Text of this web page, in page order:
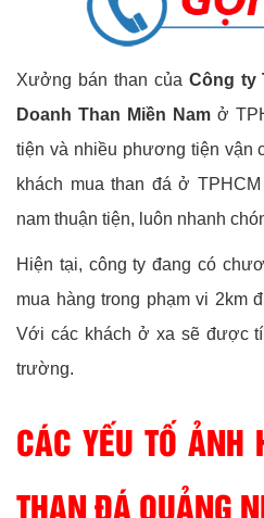
Xưởng bán than của Công ty
Doanh Than Miền Nam ở
tiện và nhiều phương tiện vận
khách mua than đá ở
nam thuận tiện, luôn nhanh
Hiện tại, công ty đang có
mua hàng trong phạm vi 2km
Với các khách ở xa sẽ được
trường.
CÁC YẾU TỐ ẢNH
THAN ĐÁ QUẢNG